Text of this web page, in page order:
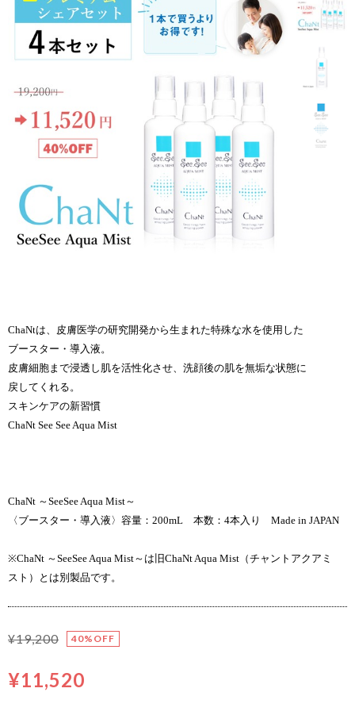
ChaNtは、皮膚医学の研究開発から生まれた特殊な水を使用した
ブースター・導入液。
皮膚細胞まで浸透し肌を活性化させ、洗顔後の肌を無垢な状態に
戻してくれる。
スキンケアの新習慣
ChaNt See See Aqua Mist
ChaNt ～SeeSee Aqua Mist～
〈ブースター・導入液〉容量：200mL 本数：4本入り Made in JAPAN
※ChaNt ～SeeSee Aqua Mist～は旧ChaNt Aqua Mist（チャントアクアミ
スト）とは別製品です。
¥19,200 40%OFF
¥11,520